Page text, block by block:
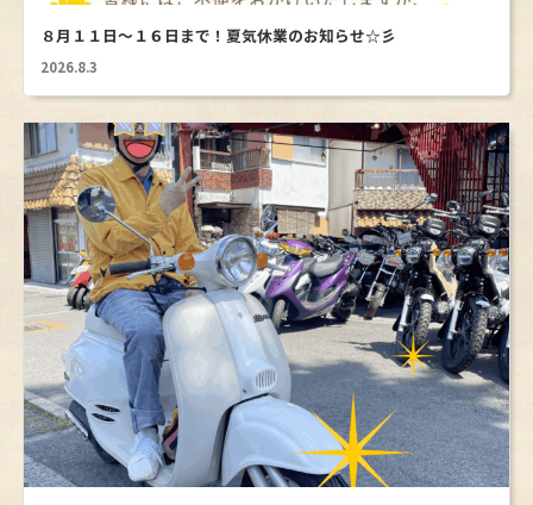
ですが長く乗っていければと思います。信頼できる
バイク屋さんと感じましたので、もし機会があれば
Ape50を購入させて頂きました。バイクを全くわか
バイクを見て最初に電話をかけたのがトリトン&ミ
ルコビッチさんで本当に良かったと思ってます。同
封されていたステッカーを貼って大事に乗っていき
ます！！また機会がありましたら利用させて頂きま
す！本当にありがとうございました。
ニックネーム ｔａｋｕさんのレビュー
満足度 5（
）
今回スーパーカブ50カスタムFiの88ccへのボアアッ
プ、強化クラッチ、オイルポンプ、インジェクター
交換などのカスタムを依頼しました。4/30引き取り
の予定が、教習卒検合格→免許取得で予想以上に早
く終わったため急遽本日（27日）にしてしまって申
し訳ないです。にもかかわらず迅速に対応していた
だきありがとうございました。 またいろいろカスタ
ムをお願いすることになるかと思いますが、その時
はどうぞよろしくお願いいたします。
ニックネーム やすくんのレビュー
満足度 5（
）
問い合わせに対する応対は早く丁寧に説明してくれ
ました。サービスも問題なく親切でした。今回は
８月１１日～１６日まで！夏気休業のお知らせ☆彡
2026.8.3